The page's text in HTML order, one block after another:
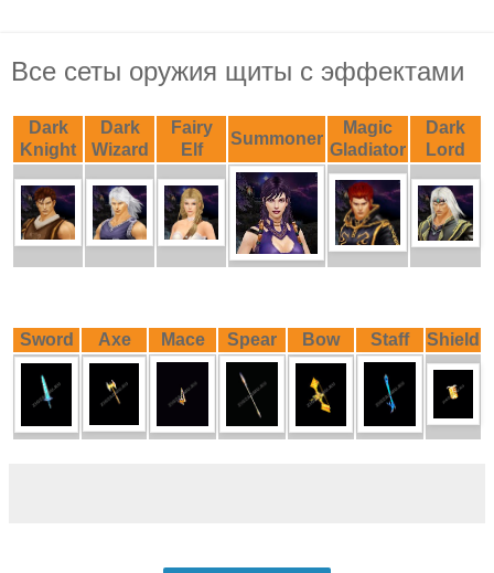
Все сеты оружия щиты с эффектами
Dark
Knight
Dark
Wizard
Fairy
Elf
Summoner
Magic
Gladiator
Dark
Lord
Sword Axe Mace Spear Bow Staff Shield